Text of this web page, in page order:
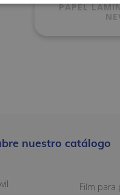
PAPEL
nuestro catálogo
Film para